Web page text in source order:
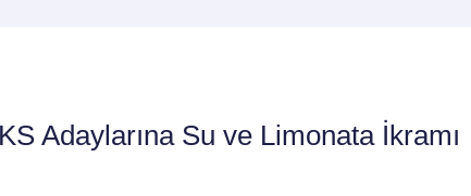
Adaylarına Su ve Limonata İkramı